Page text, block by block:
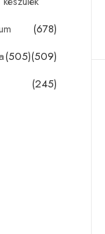
(678)
(509)
(505)
(245)